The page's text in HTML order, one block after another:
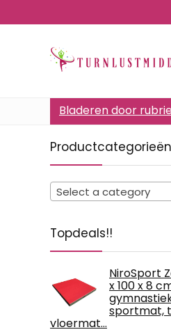
Bladeren door
Productcategorieën
Select a category
Topdeals!!
NiroSport
x 100 x 8
sportmat,
vloermat…